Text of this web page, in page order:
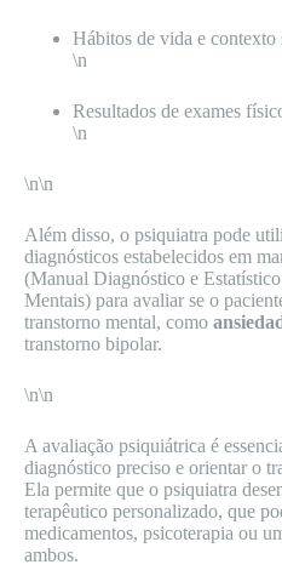
Hábitos de vida e contexto
\n
Resultados de exames
\n
\n\n
Além disso, o psiquiatra pode
diagnósticos estabelecidos em
(Manual Diagnóstico e
Mentais) para avaliar se o
transtorno mental, como
transtorno bipolar.
\n\n
A avaliação psiquiátrica é
diagnóstico preciso e orientar o
Ela permite que o psiquiatra
terapêutico personalizado, que
medicamentos, psicoterapia ou
ambos.